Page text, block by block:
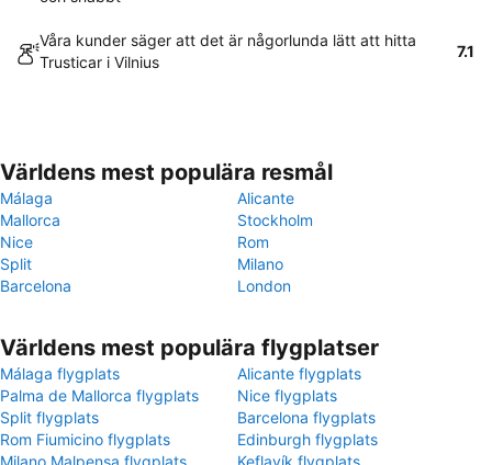
Våra kunder säger att det är någorlunda lätt att hitta
Trusticar i Vilnius
7.1
Världens mest populära resmål
Málaga
Alicante
Mallorca
Stockholm
Nice
Rom
Split
Milano
Barcelona
London
Världens mest populära flygplatser
Málaga flygplats
Alicante flygplats
Palma de Mallorca flygplats
Nice flygplats
Split flygplats
Barcelona flygplats
Rom Fiumicino flygplats
Edinburgh flygplats
Milano Malpensa flygplats
Keflavík flygplats